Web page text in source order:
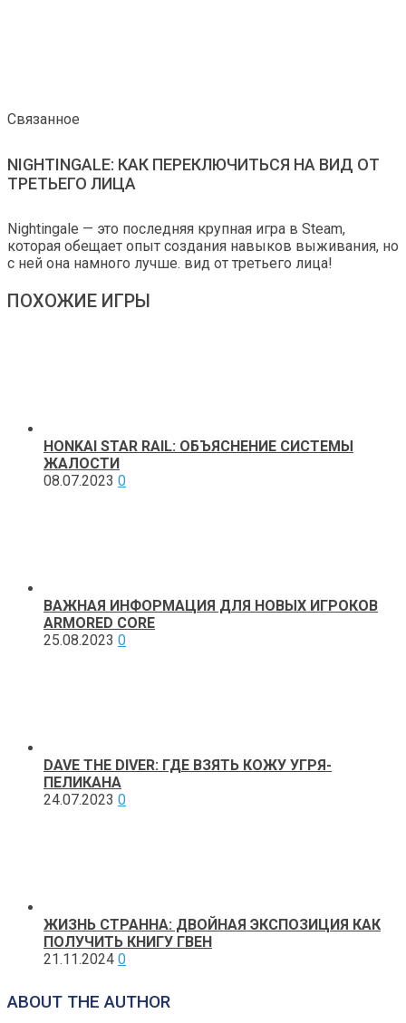
Связанное
NIGHTINGALE: КАК ПЕРЕКЛЮЧИТЬСЯ НА ВИД ОТ
ТРЕТЬЕГО ЛИЦА
Nightingale — это последняя крупная игра в Steam,
которая обещает опыт создания навыков выживания, но
с ней она намного лучше. вид от третьего лица!
ПОХОЖИЕ ИГРЫ
HONKAI STAR RAIL: ОБЪЯСНЕНИЕ СИСТЕМЫ
ЖАЛОСТИ
08.07.2023 0
ВАЖНАЯ ИНФОРМАЦИЯ ДЛЯ НОВЫХ ИГРОКОВ
ARMORED CORE
25.08.2023 0
DAVE THE DIVER: ГДЕ ВЗЯТЬ КОЖУ УГРЯ-
ПЕЛИКАНА
24.07.2023 0
ЖИЗНЬ СТРАННА: ДВОЙНАЯ ЭКСПОЗИЦИЯ КАК
ПОЛУЧИТЬ КНИГУ ГВЕН
21.11.2024 0
ABOUT THE AUTHOR